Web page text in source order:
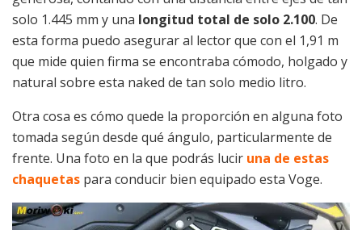
solo 1.445 mm y una longitud total de solo 2.100. De
esta forma puedo asegurar al lector que con el 1,91 m
que mide quien firma se encontraba cómodo, holgado y
natural sobre esta naked de tan solo medio litro.
Otra cosa es cómo quede la proporción en alguna foto
tomada según desde qué ángulo, particularmente de
frente. Una foto en la que podrás lucir una de estas
chaquetas para conducir bien equipado esta Voge.